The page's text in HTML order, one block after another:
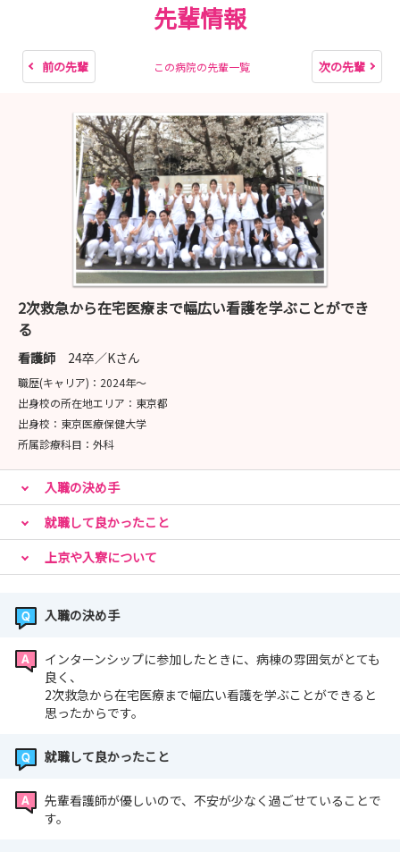
急性期から在宅まで、三宿病院の“看護”を知る機
第2回：2026年9月12日(土) 10:00-11:00
テーマ：「三宿病院の脳卒中センターおよび訪問看護ステ
ーション（の看護）について」
合同就職説明会では聞けない「三宿病院の看護」
について、脳卒中看護認定看護師・訪問看護師と若手看護
お話しします！
急性期から在宅まで、三宿病院の“看護”を知る機
会です。
２）就業体験
実施曜日：火・水・木・金曜日(祝日除く)
開催期間：2026年8月4日（火）～9月11日（金）
３）選考会 ※終了いたしました
開催日程・書類提出期限：
【第1回】開催：2026年4月18日（土）9:00 ／ 提出期限：
4月8日（水）必着
【第2回】開催：2026年4月25日（土）9:00 ／ 提出期限：
4月15日（水）必着
5月6日（水）必着
6月3日（水）必着
先輩情報
前の先輩 この病院の先輩一覧 次の先輩
2次救急から在宅医療まで幅広い看護を学ぶことができ
る
看護師 24卒／Kさん
職歴(キャリア)： 2024年〜
出身校の所在地エリア： 東京都
出身校： 東京医療保健大学
所属診療科目： 外科
入職の決め手
就職して良かったこと
上京や入寮について
入職の決め手
インターンシップに参加したときに、病棟の雰囲気がとても
良く、
2次救急から在宅医療まで幅広い看護を学ぶことができると
思ったからです。
就職して良かったこと
先輩看護師が優しいので、不安が少なく過ごせていることで
す。